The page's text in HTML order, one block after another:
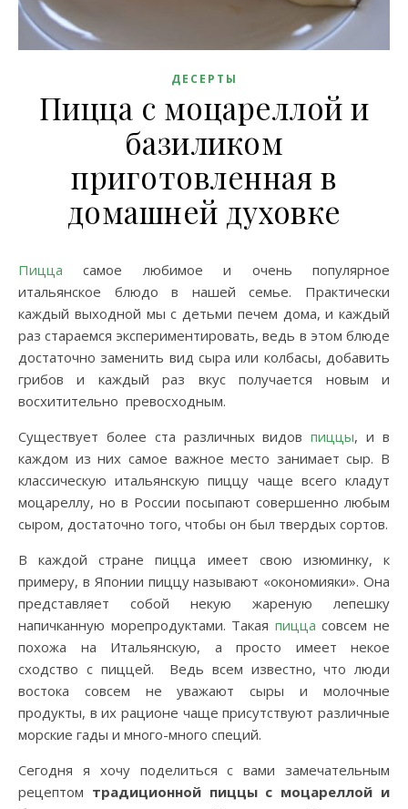
ДЕСЕРТЫ
Пицца с моцареллой и
базиликом
приготовленная в
домашней духовке
Пицца самое любимое и очень популярное
итальянское блюдо в нашей семье. Практически
каждый выходной мы с детьми печем дома, и каждый
раз стараемся экспериментировать, ведь в этом блюде
достаточно заменить вид сыра или колбасы, добавить
грибов и каждый раз вкус получается новым и
восхитительно превосходным.
Существует более ста различных видовпиццы, и в
каждом из них самое важное место занимает сыр. В
классическую итальянскую пиццу чаще всего кладут
моцареллу, но в России посыпают совершенно любым
сыром, достаточно того, чтобы он был твердых сортов.
В каждой стране пицца имеет свою изюминку, к
примеру, в Японии пиццу называют «окономияки». Она
представляет собой некую жареную лепешку
напичканную морепродуктами. Такая пицца совсем не
похожа на Итальянскую, а просто имеет некое
сходство с пиццей. Ведь всем известно, что люди
востока совсем не уважают сыры и молочные
продукты, в их рационе чаще присутствуют различные
морские гады и много-много специй.
Сегодня я хочу поделиться с вами замечательным
рецептом традиционной пиццы с моцареллой и